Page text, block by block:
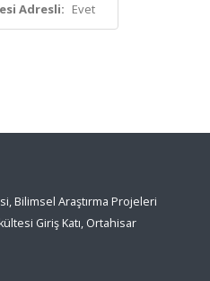
Adresli: Evet
Bilimsel Araştırma Projeleri
Giriş Katı, Ortahisar